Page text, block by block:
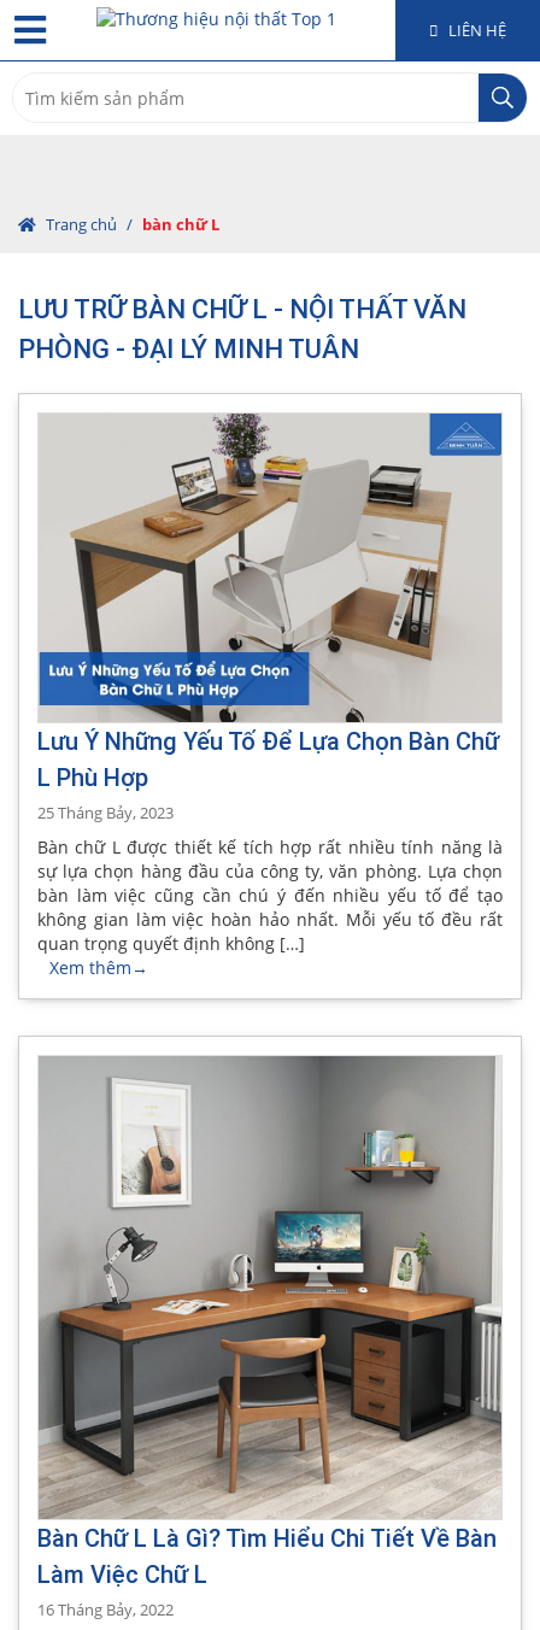
LIÊN HỆ
for:
Trang chủ / bàn chữ L
LƯU TRỮ BÀN CHỮ L - NỘI THẤT VĂN
PHÒNG - ĐẠI LÝ MINH TUÂN
Lưu Ý Những Yếu Tố Để Lựa Chọn Bàn Chữ
L Phù Hợp
25 Tháng Bảy, 2023
Bàn chữ L được thiết kế tích hợp rất nhiều tính năng là
sự lựa chọn hàng đầu của công ty, văn phòng. Lựa chọn
bàn làm việc cũng cần chú ý đến nhiều yếu tố để tạo
không gian làm việc hoàn hảo nhất. Mỗi yếu tố đều rất
quan trọng quyết định không […]
Xem thêm→
Bàn Chữ L Là Gì? Tìm Hiểu Chi Tiết Về Bàn
Làm Việc Chữ L
16 Tháng Bảy, 2022